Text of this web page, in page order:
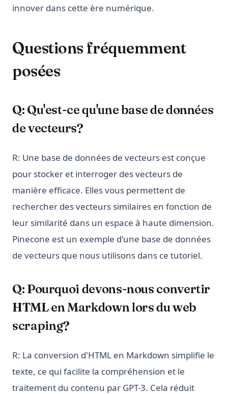
innover dans cette ère numérique.
Questions fréquemment
posées
Q: Qu'est-ce qu'une base de données
de vecteurs?
R: Une base de données de vecteurs est conçue
pour stocker et interroger des vecteurs de
manière efficace. Elles vous permettent de
rechercher des vecteurs similaires en fonction de
leur similarité dans un espace à haute dimension.
Pinecone est un exemple d'une base de données
de vecteurs que nous utilisons dans ce tutoriel.
Q: Pourquoi devons-nous convertir
HTML en Markdown lors du web
scraping?
R: La conversion d'HTML en Markdown simplifie le
texte, ce qui facilite la compréhension et le
traitement du contenu par GPT-3. Cela réduit